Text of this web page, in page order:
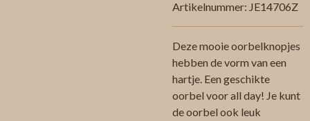
Artikelnummer: JE14706Z
Deze mooie oorbelknopjes
hebben de vorm van een
hartje. Een geschikte
oorbel voor all day! Je kunt
de oorbel ook leuk